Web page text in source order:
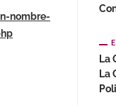
nombre-
La
La